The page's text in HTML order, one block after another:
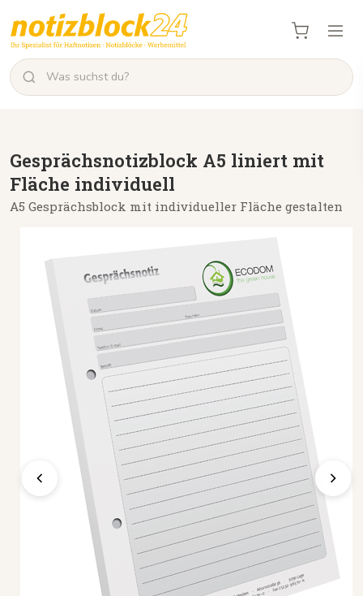
Gesprächsnotizblock A5 liniert mit
Fläche individuell
A5 Gesprächsblock mit individueller Fläche gestalten